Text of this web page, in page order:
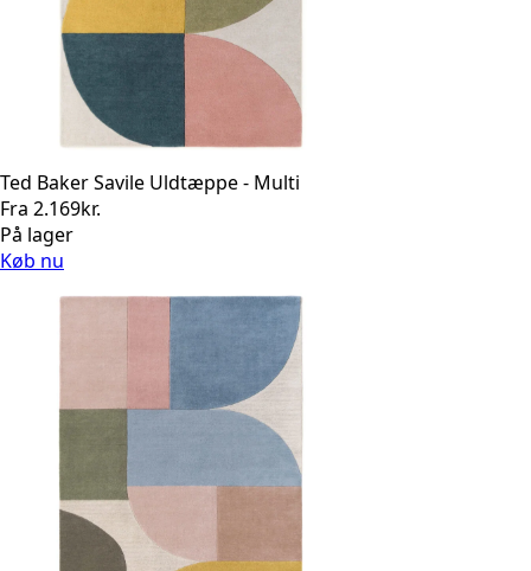
Ted Baker Savile Uldtæppe - Multi
Fra 2.169kr.
På lager
Køb nu